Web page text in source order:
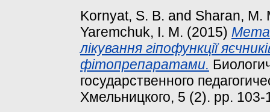
Kornyat, S. B. and Sharan, M.
Yaremchuk, I. M. (2015)
лікування гіпофункції
фітопрепаратами.
государственного
Хмельницкого, 5 (2). pp.